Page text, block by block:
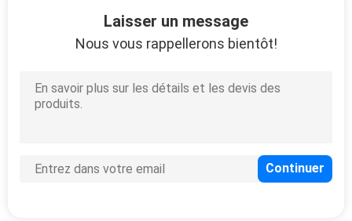
Testeurs de
tablettes Testeur de
Laisser un message
Nous vous rappellerons bientôt!